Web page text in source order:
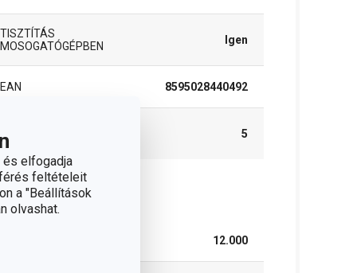
és elfogadja
feltételeit
a "Beállítások
olvashat.
TISZTÍTÁS
MOSOGATÓGÉPBEN
Igen
EAN 8595028440492
IDŐSZAK (ÉVEKBEN)
5
12.000